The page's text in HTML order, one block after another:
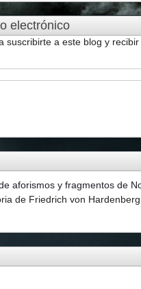
electrónico
suscribirte a este blog y
aforismos y fragmentos de
de Friedrich von Hardenberg